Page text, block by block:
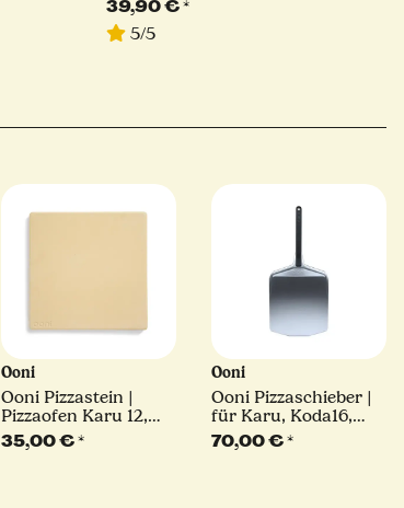
Waldis Pizza
39,90 €*
5/5
Ooni
Ooni Pizzastein |
Pizzaofen Karu 12,
Karu 12 G (15 mm)
35,00 €*
Ooni
Ooni Pizzaschieber |
für Karu, Koda16,
Koda 2 Pro | Ø 40 cm
| Stiel: 36 cm
70,00 €*